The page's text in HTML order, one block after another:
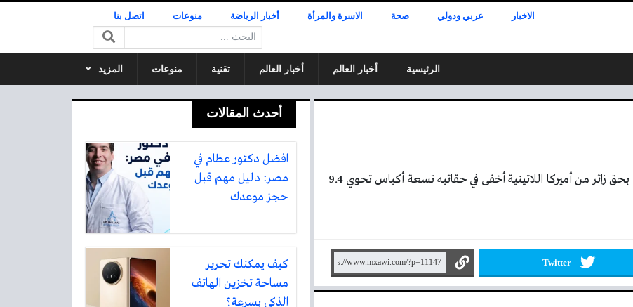
الاخبار عربي ودولي صحة الاسرة والمرأة أخبار الرياضة منوعات اتصل بنا
البحث:
الرئيسية أخبار العالم أخبار العالم تقنية منوعات المزيد
قضت محكمة الجنايات في دبي بالسجن 10 سنوات بحق زائر من أميركا اللاتينية أخفى في حقائبه تسعة أكياس تحوي 9.4
Twitter
أحدث المقالات
افضل دكتور عظام في
مصر: دليل مهم قبل
حجز موعدك
كيف يمكنك تحرير
مساحة تخزين الهاتف
الذكي بسرعة؟